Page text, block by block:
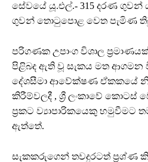
සේවයේ යූ.එල්.- 315 දරණ
ගුවන් තොටුපොළ වෙත පැමිණ
පරිගණක උපාංග විශාල
පිළිබද ඇති වූ සැකය මත ආගමන
දේශසීමා ආවේක්ෂණ ඒකකයේ
කිරීම්වලදී , ශ්‍රී ලංකාවේ කොටස්
ප්‍රකට ව්‍යාපාරිකයෙකු හමුවීමට
ඇත්තේ.
සැකකරුගෙන් තවදුරටත් ප්‍රශ්ණ